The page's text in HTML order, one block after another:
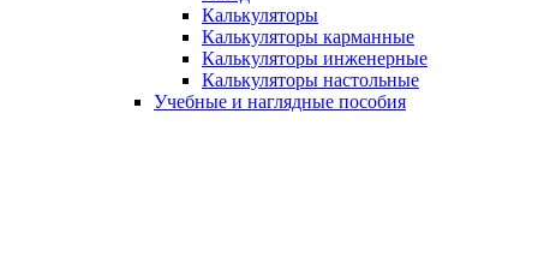
Калькуляторы
Калькуляторы карманные
Калькуляторы инженерные
Калькуляторы настольные
Учебные и наглядные пособия